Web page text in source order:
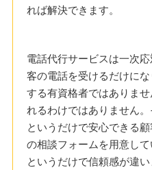
れば解決できます。
電話代行サービスは一次
客の電話を受けるだけに
する有資格者ではありま
れるわけではありません
というだけで安心できる
の相談フォームを用意し
というだけで信頼感が違